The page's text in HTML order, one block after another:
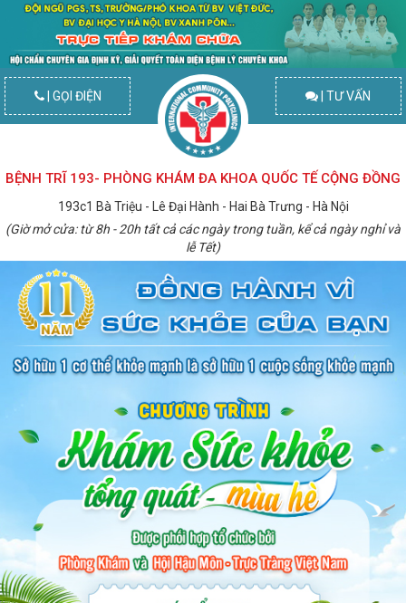
| GỌI ĐIỆN | TƯ VẤN
BỆNH TRĨ 193- PHÒNG KHÁM ĐA KHOA QUỐC TẾ CỘNG ĐỒNG
193c1 Bà Triệu - Lê Đại Hành - Hai Bà Trưng - Hà Nội
(Giờ mở cửa: từ 8h - 20h tất cả các ngày trong tuần, kể cả ngày nghỉ và
lễ Tết)